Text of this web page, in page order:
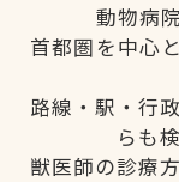
動物病
首都圏を中心
路線・駅・行
らも
獣医師の診療